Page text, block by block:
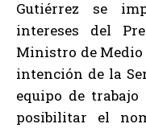
Gutiérrez se
intereses del
Ministro de Medio
intención de la
equipo de trabajo
posibilitar el